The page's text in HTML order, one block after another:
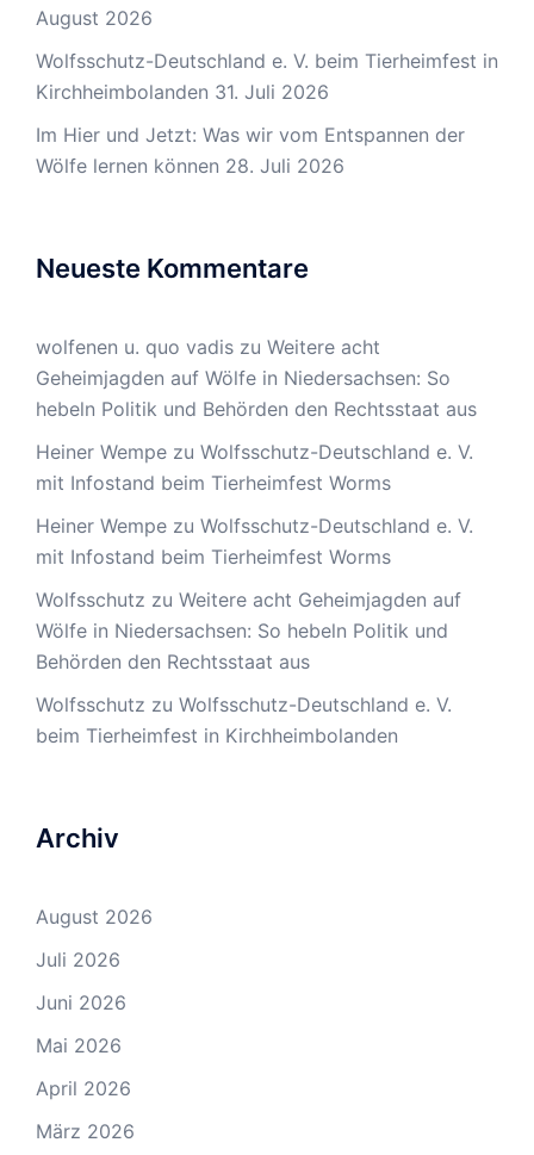
August 2026
Wolfsschutz-Deutschland e. V. beim Tierheimfest in
Kirchheimbolanden 31. Juli 2026
Im Hier und Jetzt: Was wir vom Entspannen der
Wölfe lernen können 28. Juli 2026
Neueste Kommentare
wolfenen u. quo vadis zu Weitere acht
Geheimjagden auf Wölfe in Niedersachsen: So
hebeln Politik und Behörden den Rechtsstaat aus
Heiner Wempe zu Wolfsschutz-Deutschland e. V.
mit Infostand beim Tierheimfest Worms
Heiner Wempe zu Wolfsschutz-Deutschland e. V.
mit Infostand beim Tierheimfest Worms
Wolfsschutz zu Weitere acht Geheimjagden auf
Wölfe in Niedersachsen: So hebeln Politik und
Behörden den Rechtsstaat aus
Wolfsschutz zu Wolfsschutz-Deutschland e. V.
beim Tierheimfest in Kirchheimbolanden
Archiv
August 2026
Juli 2026
Juni 2026
Mai 2026
April 2026
März 2026